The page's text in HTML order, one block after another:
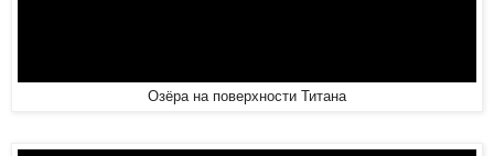
Озёра на поверхности Титана